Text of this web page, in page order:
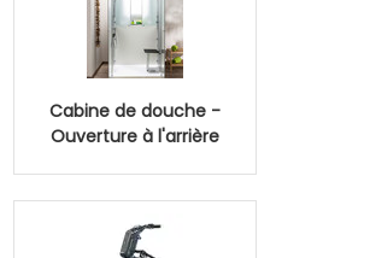
Cabine de douche -
Ouverture à l'arrière